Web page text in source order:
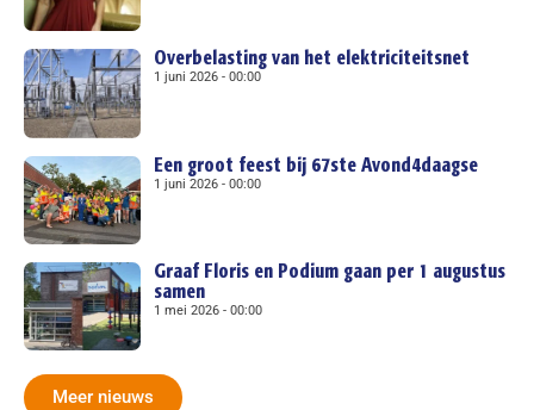
Overbelasting van het elektriciteitsnet
1 juni 2026 00:00
Een groot feest bij 67ste Avond4daagse
1 juni 2026 00:00
Graaf Floris en Podium gaan per 1 augustus
samen
1 mei 2026 00:00
Meer nieuws